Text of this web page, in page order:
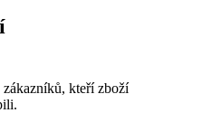
kteří zboží